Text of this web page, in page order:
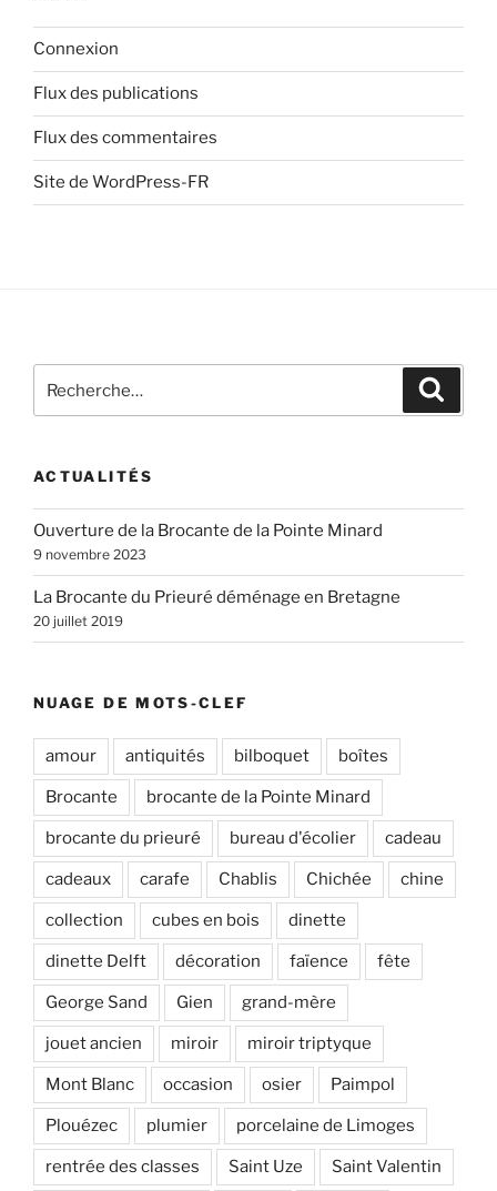
Connexion
Flux des publications
Flux des commentaires
Site de WordPress-FR
pour
ACTUALITÉS
Ouverture de la Brocante de la Pointe Minard
9 novembre 2023
La Brocante du Prieuré déménage en Bretagne
20 juillet 2019
NUAGE DE MOTS-CLEF
amour antiquités bilboquet boîtes
Brocante brocante de la Pointe Minard
brocante du prieuré bureau d'écolier cadeau
cadeaux carafe Chablis Chichée chine
collection cubes en bois dinette
dinette Delft décoration faïence fête
George Sand Gien grand-mère
jouet ancien miroir miroir triptyque
Mont Blanc occasion osier Paimpol
Plouézec plumier porcelaine de Limoges
rentrée des classes Saint Uze Saint Valentin